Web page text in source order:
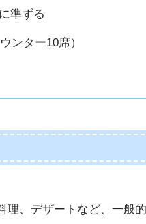
準ずる
ンター10席）
、デザートなど、一般